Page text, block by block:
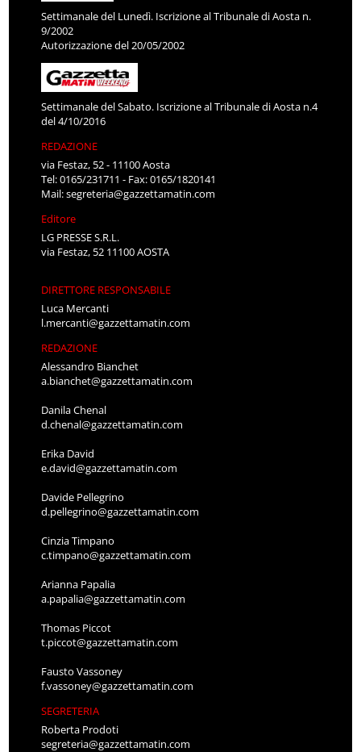
Settimanale del Lunedì. Iscrizione al Tribunale di Aosta n.
9/2002
Autorizzazione del 20/05/2002
Settimanale del Sabato. Iscrizione al Tribunale di Aosta n.4
del 4/10/2016
REDAZIONE
via Festaz, 52 - 11100 Aosta
Tel: 0165/231711 - Fax: 0165/1820141
Mail:segreteria@gazzettamatin.com
Editore
LG PRESSE S.R.L.
via Festaz, 52 11100 AOSTA
DIRETTORE RESPONSABILE
Luca Mercanti
l.mercanti@gazzettamatin.com
REDAZIONE
Alessandro Bianchet
a.bianchet@gazzettamatin.com
Danila Chenal
d.chenal@gazzettamatin.com
Erika David
e.david@gazzettamatin.com
Davide Pellegrino
d.pellegrino@gazzettamatin.com
Cinzia Timpano
c.timpano@gazzettamatin.com
Arianna Papalia
a.papalia@gazzettamatin.com
Thomas Piccot
t.piccot@gazzettamatin.com
Fausto Vassoney
f.vassoney@gazzettamatin.com
SEGRETERIA
Roberta Prodoti
segreteria@gazzettamatin.com